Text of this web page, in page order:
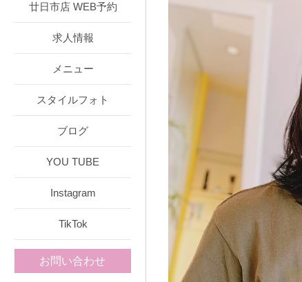
廿日市店 WEB予約
求人情報
メニュー
スタイルフォト
ブログ
YOU TUBE
Instagram
TikTok
お問い合わせ